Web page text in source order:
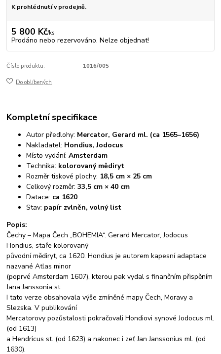
K prohlédnutí v prodejně.
5 800 Kč/ks
Prodáno nebo rezervováno. Nelze objednat!
Číslo produktu: 1016/005
Do oblíbených
Kompletní specifikace
Autor předlohy: Mercator, Gerard ml. (ca 1565–1656)
Nakladatel: Hondius, Jodocus
Místo vydání:Amsterdam
Technika: kolorovaný mědiryt
Rozměr tiskové plochy: 18,5 cm × 25 cm
Celkový rozměr:33,5 cm × 40 cm
Datace: ca 1620
Stav: papír zvlněn, volný list
Popis:
Čechy – Mapa Čech „BOHEMIA“. Gerard Mercator, Jodocus
Hondius, staře kolorovaný
původní mědiryt, ca 1620. Hondius je autorem kapesní adaptace
nazvané Atlas minor
(poprvé Amsterdam 1607), kterou pak vydal s finančním přispěním
Jana Janssonia st.
I tato verze obsahovala výše zmíněné mapy Čech, Moravy a
Slezska. V publikování
Mercatorovy pozůstalosti pokračovali Hondiovi synové Jodocus ml.
(od 1613)
a Hendricus st. (od 1623) a nakonec i zeť Jan Janssonius ml. (od
1630).